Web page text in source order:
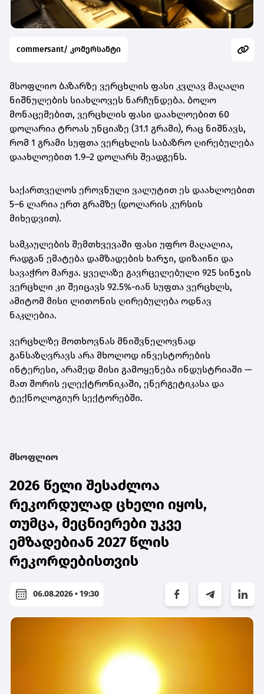
commersant/ კომერსანტი
მსოფლიო ბაზარზე ვერცხლის ფასი კვლავ მაღალი
ნიშნულების სიახლოვეს ნარჩუნდება. ბოლო
მონაცემებით, ვერცხლის ფასი დაახლოებით 60
დოლარია ტროას უნციაზე (31.1 გრამი), რაც ნიშნავს,
რომ 1 გრამი სუფთა ვერცხლის საბაზრო ღირებულება
დაახლოებით 1.9–2 დოლარს შეადგენს.
საქართველოს ეროვნული ვალუტით ეს დაახლოებით
5–6 ლარია ერთ გრამზე (დოლარის კურსის
მიხედვით).
სამკაულების შემთხვევაში ფასი უფრო მაღალია,
რადგან ემატება დამზადების ხარჯი, დიზაინი და
სავაჭრო მარჟა. ყველაზე გავრცელებული 925 სინჯის
ვერცხლი კი შეიცავს 92.5%-იან სუფთა ვერცხლს,
ამიტომ მისი ლითონის ღირებულება ოდნავ
ნაკლებია.
ვერცხლზე მოთხოვნას მნიშვნელოვნად
განსაზღვრავს არა მხოლოდ ინვესტორების
ინტერესი, არამედ მისი გამოყენება ინდუსტრიაში —
მათ შორის ელექტრონიკაში, ენერგეტიკასა და
ტექნოლოგიურ სექტორებში.
მსოფლიო
2026 წელი შესაძლოა
რეკორდულად ცხელი იყოს,
თუმცა, მეცნიერები უკვე
ემზადებიან 2027 წლის
რეკორდებისთვის
06.08.2026 • 19:30